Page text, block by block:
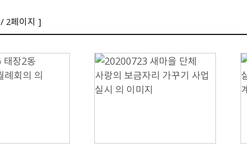
위원회 소개 및 운영
관련사이트
개별주택가격 카카오톡 알
리미
개별공시지가 카카오 알림
처 가맹점 모집
쉬운 우리말 사전
외국어 검사기
무실동
단구동 행정복지센터
반곡관설동 행정복지센
터
/ 2페이지 ]